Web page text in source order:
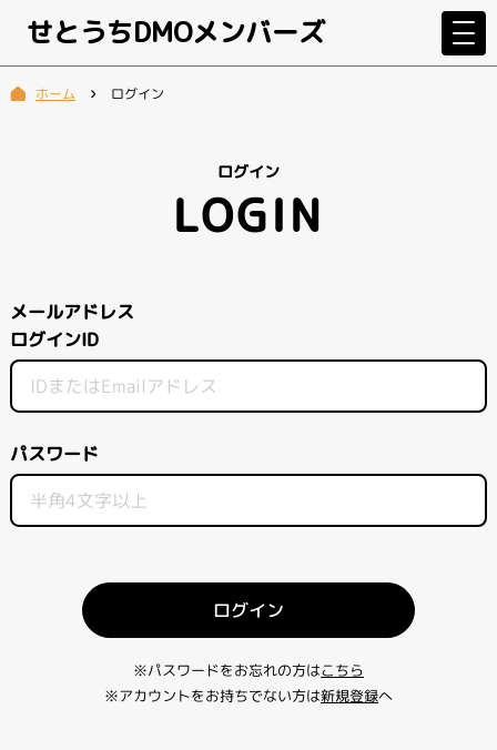
せとうちDMOメンバーズ
ホーム ログイン
ログイン
LOGIN
メールアドレス
ログインID
パスワード
ログイン
※パスワードをお忘れの方はこちら
※アカウントをお持ちでない方は新規登録へ